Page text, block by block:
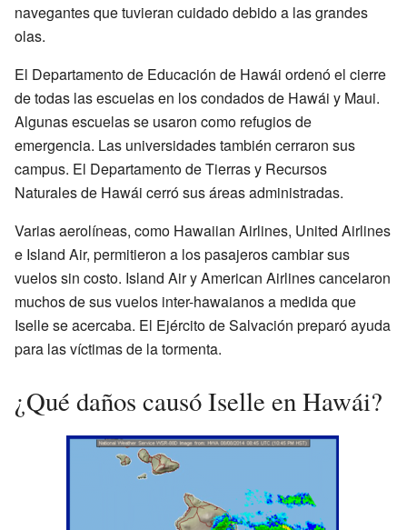
navegantes que tuvieran cuidado debido a las grandes
olas.
El Departamento de Educación de Hawái ordenó el cierre
de todas las escuelas en los condados de Hawái y Maui.
Algunas escuelas se usaron como refugios de
emergencia. Las universidades también cerraron sus
campus. El Departamento de Tierras y Recursos
Naturales de Hawái cerró sus áreas administradas.
Varias aerolíneas, como Hawaiian Airlines, United Airlines
e Island Air, permitieron a los pasajeros cambiar sus
vuelos sin costo. Island Air y American Airlines cancelaron
muchos de sus vuelos inter-hawaianos a medida que
Iselle se acercaba. El Ejército de Salvación preparó ayuda
para las víctimas de la tormenta.
¿Qué daños causó Iselle en Hawái?